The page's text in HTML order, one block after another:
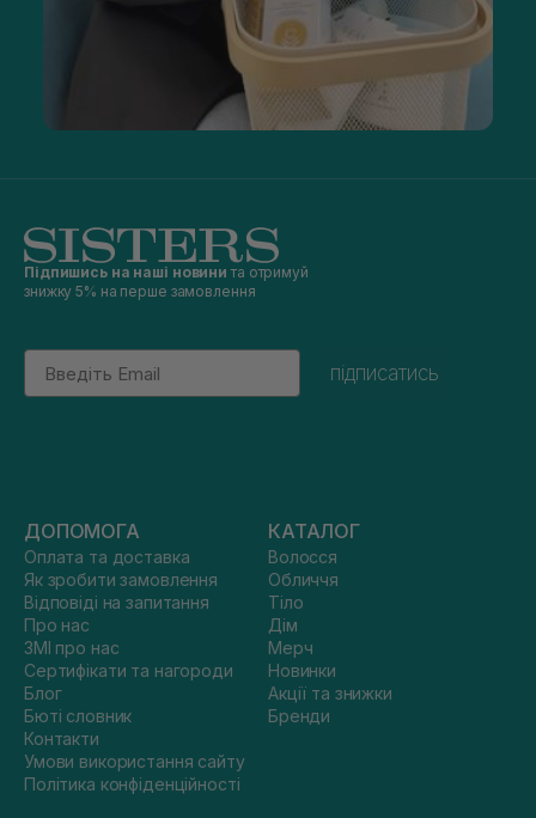
Підпишись на наші новини та отримуй
знижку 5% на перше замовлення
Email
підписатись
ДОПОМОГА
Оплата та доставка
Як зробити замовлення
Відповіді на запитання
Про нас
ЗМІ про нас
Сертифікати та нагороди
Блог
Бюті словник
Контакти
Умови використання сайту
Політика конфіденційності
КАТАЛОГ
Волосся
Обличчя
Тіло
Дім
Мерч
Новинки
Акції та знижки
Бренди